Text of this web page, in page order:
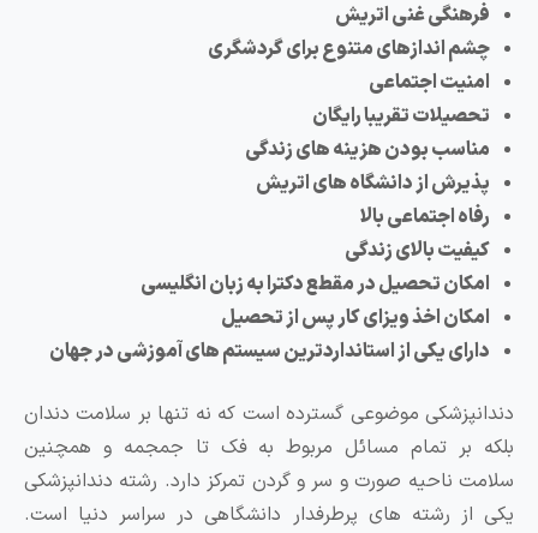
فرهنگی غنی اتریش
چشم اندازهای متنوع برای گردشگری
امنیت اجتماعی
تحصیلات تقریبا رایگان
مناسب بودن هزینه های زندگی
پذیرش از دانشگاه های اتریش
رفاه اجتماعی بالا
کیفیت بالای زندگی
امکان تحصیل در مقطع دکترا به زبان انگلیسی
امکان اخذ ویزای کار پس از تحصیل
دارای یکی از استانداردترین سیستم های آموزشی در جهان
موضوعی گسترده است که نه ‌تنها بر سلامت دندان
بر تمام مسائل مربوط به فک تا جمجمه و همچنین
ناحیه صورت و سر و گردن تمرکز دارد. رشته دندانپزشکی
از رشته‌ های پرطرفدار دانشگاهی در سراسر دنیا است.